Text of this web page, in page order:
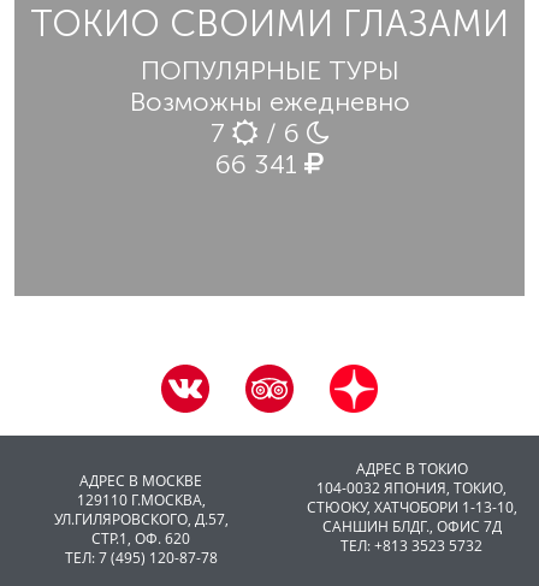
ТОКИО СВОИМИ ГЛАЗАМИ
ПОПУЛЯРНЫЕ ТУРЫ
Возможны ежедневно
7
/ 6
66 341
АДРЕС В МОСКВЕ
129110 Г.МОСКВА,
УЛ.ГИЛЯРОВСКОГО, Д.57,
СТР.1, ОФ. 620
ТЕЛ: 7 (495) 120-87-78
АДРЕС В ТОКИО
104-0032 ЯПОНИЯ, ТОКИО,
CТЮОКУ, ХАТЧОБОРИ 1-13-10,
САНШИН БЛДГ., ОФИС 7Д
ТЕЛ: +813 3523 5732